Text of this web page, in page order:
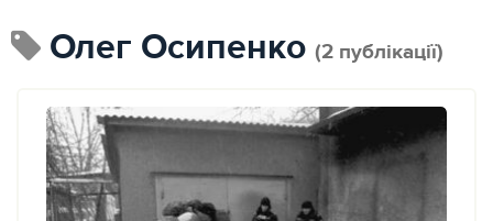
Олег Осипенко (2 публікації)